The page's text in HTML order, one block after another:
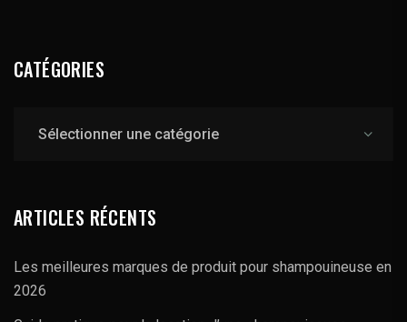
CATÉGORIES
ARTICLES RÉCENTS
Les meilleures marques de produit pour shampouineuse en
2026